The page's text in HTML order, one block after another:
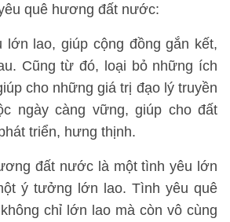
quê hương đất nước:
lớn lao, giúp cộng đồng gắn kết,
Cũng từ đó, loại bỏ những ích
cho những giá trị đạo lý truyền
ngày càng vững, giúp cho đất
triển, hưng thịnh.
đất nước là một tình yêu lớn
ý tưởng lớn lao. Tình yêu quê
chỉ lớn lao mà còn vô cùng